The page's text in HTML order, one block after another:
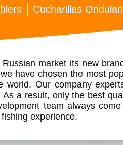
Cucharillas
market its new
have chosen the most
world. Our company
a result, only the best
team always
experience.